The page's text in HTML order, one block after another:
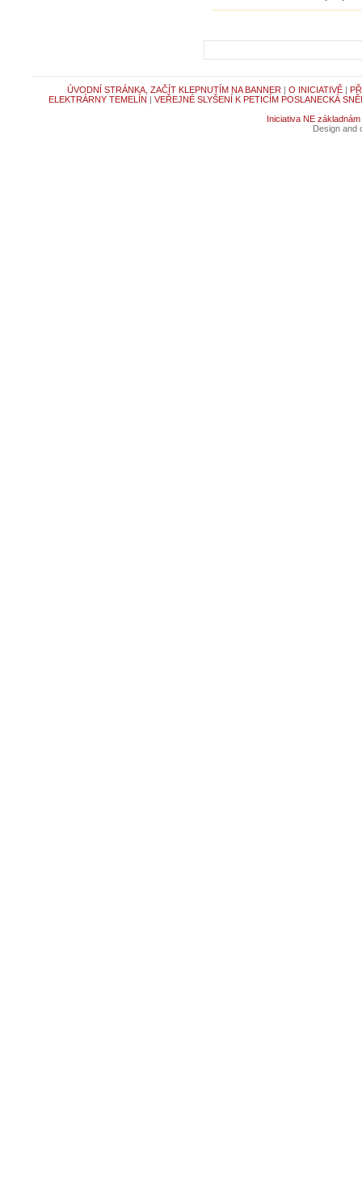
ÚVODNÍ STRÁNKA, ZAČÍT KLEPNUTÍM NA BANNER | O INICIATIVĚ|
ELEKTRÁRNY TEMELÍN | VEŘEJNÉ SLYŠENÍ K PETICÍM POSLANECKÁ
Iniciativa NE základnám
Design and